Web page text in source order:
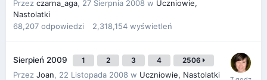
Przez czarna_aga, 27 Sierpnia 2008 w Uczniowie,
Nastolatki
68,207 odpowiedzi 2,318,154 wyświetleń
Sierpień 2009 1 2 3 4 2506
Przez Joan, 22 Listopada 2008 w Uczniowie, Nastolatki